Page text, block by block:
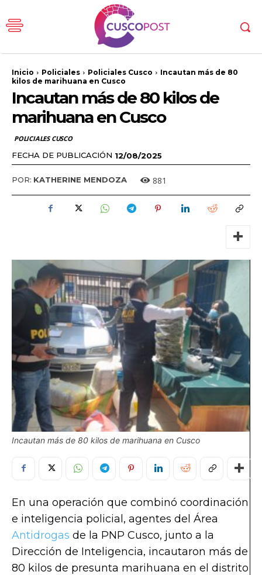
Inicio Policiales Policiales Cusco
Incautan más de 80
kilos de marihuana en Cusco
Incautan más de 80 kilos de
marihuana en Cusco
POLICIALES CUSCO
FECHA DE PUBLICACIÓN 12/08/2025
POR: KATHERINE MENDOZA 881
Incautan más de 80 kilos de marihuana en Cusco
En una operación que combinó coordinación
e inteligencia policial, agentes del Área
Antidrogas de la PNP Cusco, junto a la
Dirección de Inteligencia, incautaron más de
80 kilos de presunta marihuana en el distrito